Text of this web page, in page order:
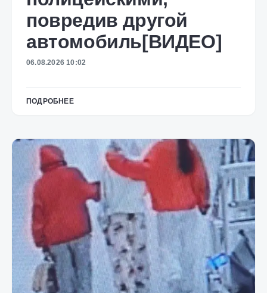
повредив другой
автомобиль[ВИДЕО]
06.08.2026 10:02
ПОДРОБНЕЕ